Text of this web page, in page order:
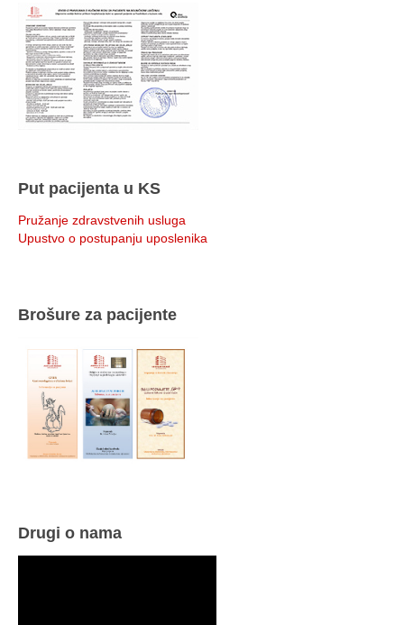
Put pacijenta u KS
Pružanje zdravstvenih usluga
Upustvo o postupanju uposlenika
Brošure za pacijente
Drugi o nama